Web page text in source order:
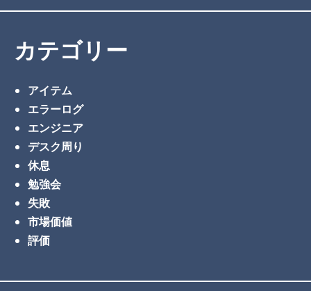
カテゴリー
アイテム
エラーログ
エンジニア
デスク周り
休息
勉強会
失敗
市場価値
評価